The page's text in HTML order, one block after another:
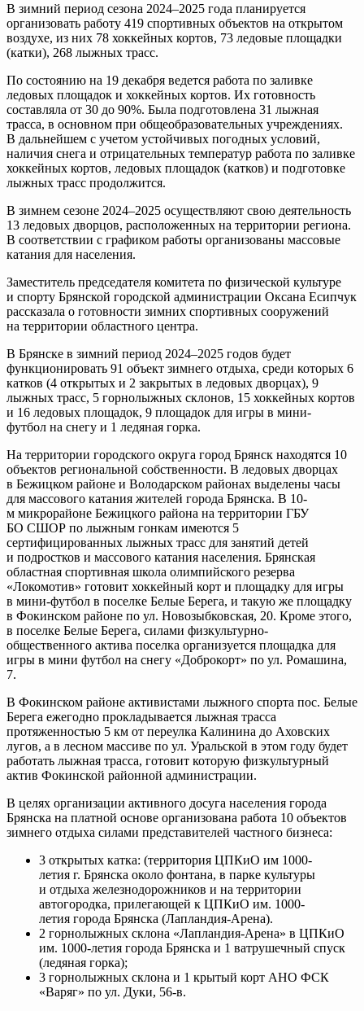
В зимний период сезона 2024–2025 года планируется
организовать работу 419 спортивных объектов на открытом
воздухе, из них 78 хоккейных кортов, 73 ледовые площадки
(катки), 268 лыжных трасс.
По состоянию на 19 декабря ведется работа по заливке
ледовых площадок и хоккейных кортов. Их готовность
составляла от 30 до 90%. Была подготовлена 31 лыжная
трасса, в основном при общеобразовательных учреждениях.
В дальнейшем с учетом устойчивых погодных условий,
наличия снега и отрицательных температур работа по заливке
хоккейных кортов, ледовых площадок (катков) и подготовке
лыжных трасс продолжится.
В зимнем сезоне 2024–2025 осуществляют свою деятельность
13 ледовых дворцов, расположенных на территории региона.
В соответствии с графиком работы организованы массовые
катания для населения.
Заместитель председателя комитета по физической культуре
и спорту Брянской городской администрации Оксана Есипчук
рассказала о готовности зимних спортивных сооружений
на территории областного центра.
В Брянске в зимний период 2024–2025 годов будет
функционировать 91 объект зимнего отдыха, среди которых 6
катков (4 открытых и 2 закрытых в ледовых дворцах), 9
лыжных трасс, 5 горнолыжных склонов, 15 хоккейных кортов
и 16 ледовых площадок, 9 площадок для игры в мини-
футбол на снегу и 1 ледяная горка.
На территории городского округа город Брянск находятся 10
объектов региональной собственности. В ледовых дворцах
в Бежицком районе и Володарском районах выделены часы
для массового катания жителей города Брянска. В 10-
м микрорайоне Бежицкого района на территории ГБУ
БО СШОР по лыжным гонкам имеются 5
сертифицированных лыжных трасс для занятий детей
и подростков и массового катания населения. Брянская
областная спортивная школа олимпийского резерва
«Локомотив» готовит хоккейный корт и площадку для игры
в мини-футбол в поселке Белые Берега, и такую же площадку
в Фокинском районе по ул. Новозыбковская, 20. Кроме этого,
в поселке Белые Берега, силами физкультурно-
общественного актива поселка организуется площадка для
игры в мини футбол на снегу «Доброкорт» по ул. Ромашина,
7.
В Фокинском районе активистами лыжного спорта пос. Белые
Берега ежегодно прокладывается лыжная трасса
протяженностью 5 км от переулка Калинина до Аховских
лугов, а в лесном массиве по ул. Уральской в этом году будет
работать лыжная трасса, готовит которую физкультурный
актив Фокинской районной администрации.
В целях организации активного досуга населения города
Брянска на платной основе организована работа 10 объектов
зимнего отдыха силами представителей частного бизнеса:
3 открытых катка: (территория ЦПКиО им 1000-
летия г. Брянска около фонтана, в парке культуры
и отдыха железнодорожников и на территории
автогородка, прилегающей к ЦПКиО им. 1000-
летия города Брянска (Лапландия-Арена).
2 горнолыжных склона «Лапландия-Арена» в ЦПКиО
им. 1000-летия города Брянска и 1 ватрушечный спуск
(ледяная горка);
3 горнолыжных склона и 1 крытый корт АНО ФСК
«Варяг» по ул. Дуки, 56-в.